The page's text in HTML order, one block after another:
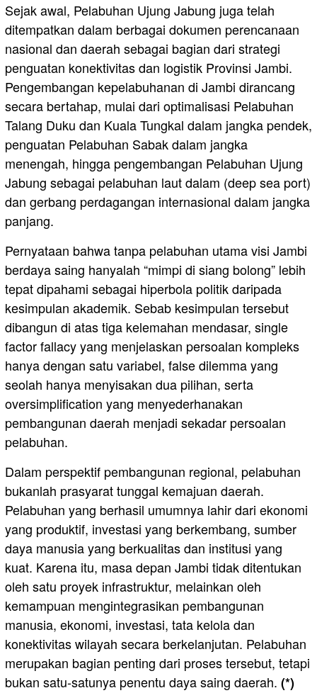
Sejak awal, Pelabuhan Ujung Jabung juga telah
ditempatkan dalam berbagai dokumen perencanaan
nasional dan daerah sebagai bagian dari strategi
penguatan konektivitas dan logistik Provinsi Jambi.
Pengembangan kepelabuhanan di Jambi dirancang
secara bertahap, mulai dari optimalisasi Pelabuhan
Talang Duku dan Kuala Tungkal dalam jangka pendek,
penguatan Pelabuhan Sabak dalam jangka
menengah, hingga pengembangan Pelabuhan Ujung
Jabung sebagai pelabuhan laut dalam (deep sea port)
dan gerbang perdagangan internasional dalam jangka
panjang.
Pernyataan bahwa tanpa pelabuhan utama visi Jambi
berdaya saing hanyalah “mimpi di siang bolong” lebih
tepat dipahami sebagai hiperbola politik daripada
kesimpulan akademik. Sebab kesimpulan tersebut
dibangun di atas tiga kelemahan mendasar, single
factor fallacy yang menjelaskan persoalan kompleks
hanya dengan satu variabel, false dilemma yang
seolah hanya menyisakan dua pilihan, serta
oversimplification yang menyederhanakan
pembangunan daerah menjadi sekadar persoalan
pelabuhan.
Dalam perspektif pembangunan regional, pelabuhan
bukanlah prasyarat tunggal kemajuan daerah.
Pelabuhan yang berhasil umumnya lahir dari ekonomi
yang produktif, investasi yang berkembang, sumber
daya manusia yang berkualitas dan institusi yang
kuat. Karena itu, masa depan Jambi tidak ditentukan
oleh satu proyek infrastruktur, melainkan oleh
kemampuan mengintegrasikan pembangunan
manusia, ekonomi, investasi, tata kelola dan
konektivitas wilayah secara berkelanjutan. Pelabuhan
merupakan bagian penting dari proses tersebut, tetapi
bukan satu-satunya penentu daya saing daerah. (*)